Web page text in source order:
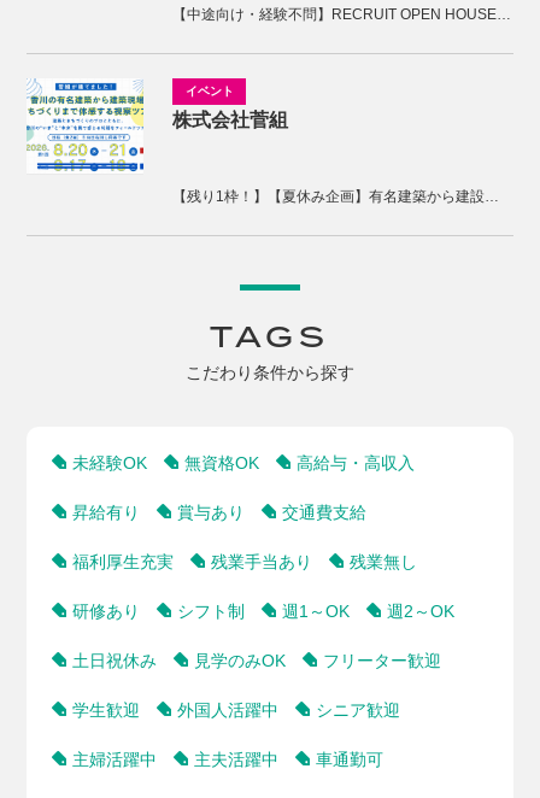
【中途向け・経験不問】RECRUIT OPEN HOUSE開催！木の香の家の家づくりを体感しませんか。
株式会社菅組
【残り1枠！】【夏休み企画】有名建築から建設現場、まちづくりまで体感する2days視察ツアー
TAGS
こだわり条件から探す
未経験OK 無資格OK 高給与・高収入
昇給有り 賞与あり 交通費支給
福利厚生充実 残業手当あり 残業無し
研修あり シフト制 週1～OK 週2～OK
土日祝休み 見学のみOK フリーター歓迎
学生歓迎 外国人活躍中 シニア歓迎
主婦活躍中 主夫活躍中 車通勤可